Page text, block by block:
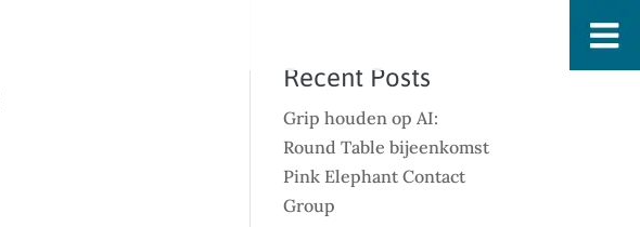
Recent Posts
Grip houden op AI:
Round Table bijeenkomst
Pink Elephant Contact
Group